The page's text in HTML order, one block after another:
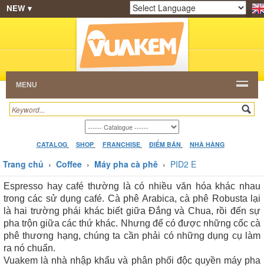
SHOP HẠT CAFE
NHÀ HÀNG
CATALOG VIDEO HỎI ĐÁP
NEW ▾
Powered by Translate
MENU
CATALOG SHOP FRANCHISE ĐIỂM BÁN NHÀ HÀNG
Trang chủ › Coffee › Máy pha cà phê › PID2 E
Espresso hay café thường là có nhiều văn hóa khác nhau
trong các sử dụng café. Cà phê Arabica, cà phê Robusta lại
là hai trường phái khác biết giữa Đắng và Chua, rồi đến sự
pha trộn giữa các thứ khác. Nhưng để có được những cốc cà
phê thương hạng, chúng ta cần phải có những dụng cụ làm
ra nó chuẩn.
Vuakem là nhà nhập khẩu và phân phối độc quyền máy pha